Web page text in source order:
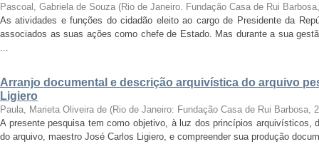
Pascoal, Gabriela de Souza (Rio de Janeiro. Fundação Casa de Rui Barbosa
As atividades e funções do cidadão eleito ao cargo de Presidente da
associados as suas ações como chefe de Estado. Mas durante a sua
Arranjo documental e descrição arquivística do arquivo
Ligiero
Paula, Marieta Oliveira de (Rio de Janeiro: Fundação Casa de Rui Barbosa
A presente pesquisa tem como objetivo, à luz dos princípios arquivísticos,
do arquivo, maestro José Carlos Ligiero, e compreender sua produção